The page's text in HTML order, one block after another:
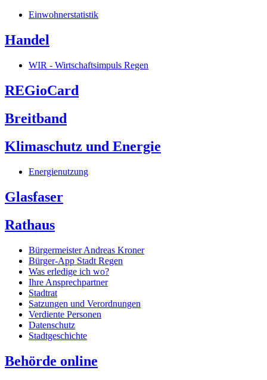
Einwohnerstatistik
Handel
WIR - Wirtschaftsimpuls Regen
REGioCard
Breitband
Klimaschutz und Energie
Energienutzung
Glasfaser
Rathaus
Bürgermeister Andreas Kroner
Bürger-App Stadt Regen
Was erledige ich wo?
Ihre Ansprechpartner
Stadtrat
Satzungen und Verordnungen
Verdiente Personen
Datenschutz
Stadtgeschichte
Behörde online